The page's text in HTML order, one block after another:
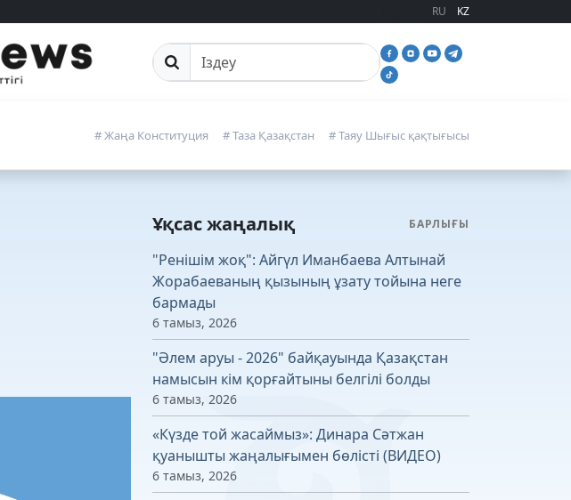
RU KZ
Сайттан іздеу
# Жаңа Конституция # Таза Қазақстан # Таяу Шығыс қақтығысы
Ұқсас жаңалық БАРЛЫҒЫ
"Ренішім жоқ": Айгүл Иманбаева Алтынай
Жорабаеваның қызының ұзату тойына неге
бармады
6 тамыз, 2026
"Әлем аруы - 2026" байқауында Қазақстан
намысын кім қорғайтыны белгілі болды
6 тамыз, 2026
«Күзде той жасаймыз»: Динара Сәтжан
қуанышты жаңалығымен бөлісті (ВИДЕО)
6 тамыз, 2026